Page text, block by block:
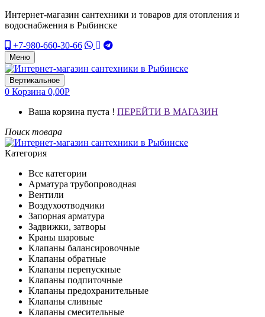
Интернет-магазин сантехники и товаров для отопления и
водоснабжения в Рыбинске
+7-980-660-30-66
Меню
Вертикальное
0 Корзина 0,00Р
Ваша корзина пуста ! ПЕРЕЙТИ В МАГАЗИН
Поиск товара
Категория
Все категории
Арматура трубопроводная
Вентили
Воздухоотводчики
Запорная арматура
Задвижки, затворы
Краны шаровые
Клапаны балансировочные
Клапаны обратные
Клапаны перепускные
Клапаны подпиточные
Клапаны предохранительные
Клапаны сливные
Клапаны смесительные